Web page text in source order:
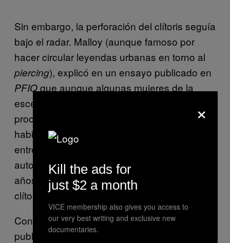
Sin embargo, la perforación del clítoris seguía
bajo el radar. Malloy (aunque famoso por
hacer circular leyendas urbanas en torno al
piercing), explicó en un ensayo publicado en
PFIQque aunque algunas mujeres de la
escena se habían sometido a este
procedimiento, seguía siendo muy poco
habitual. Ward también comentó en una
entrevista concedida en 1989 a Andrea Juno,
autora deModern Primitives
años de experiencia solo había perforado el
clítoris a media docena de mujeres.
Con el cambio de siglo, una amplísima
publicidad por parte de los medios y de
×
Kill the ads for
just $2 a month
VICE membership also gives you access to
our very best writing and exclusive new
documentaries.